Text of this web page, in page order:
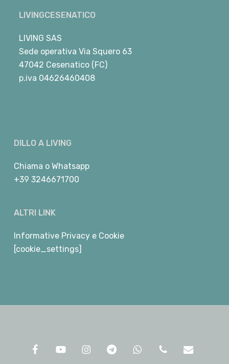
LIVINGCESENATICO
LIVING SAS
Sede operativa Via Squero 63
47042 Cesenatico (FC)
p.iva 04626460408
DILLO A LIVING
Chiama o Whatsapp
+39 3246671700
ALTRI LINK
Informative Privacy e Cookie
[cookie_settings]
facebookyoutubeinstagramtelegramwhatsappphone email